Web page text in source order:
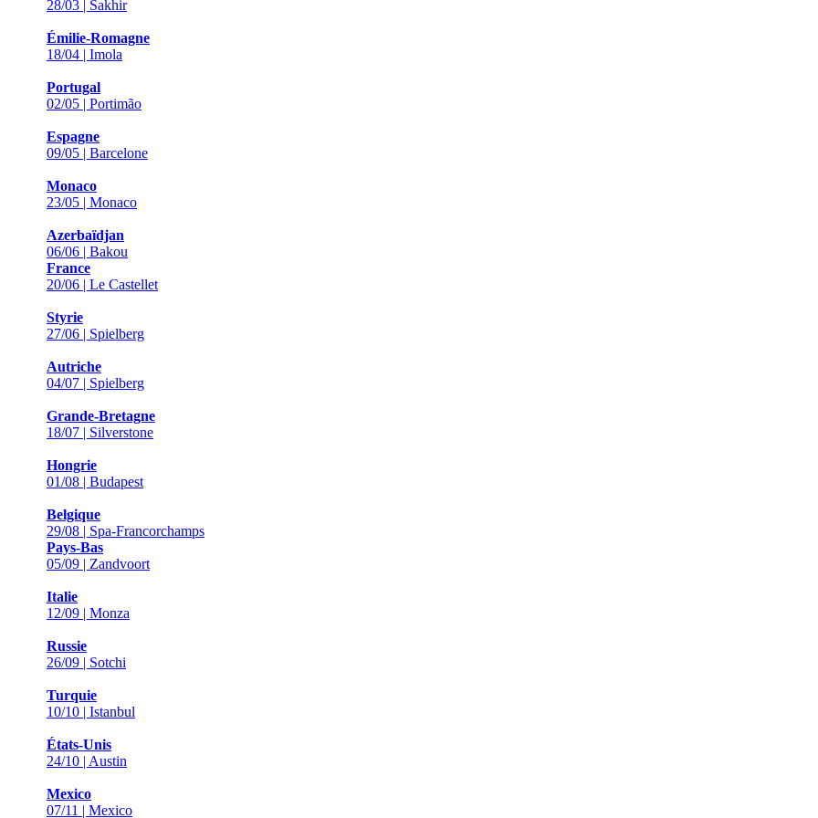
28/03 | Sakhir
Émilie-Romagne
18/04 | Imola
Portugal
02/05 | Portimão
Espagne
09/05 | Barcelone
Monaco
23/05 | Monaco
Azerbaïdjan
06/06 | Bakou
France
20/06 | Le Castellet
Styrie
27/06 | Spielberg
Autriche
04/07 | Spielberg
Grande-Bretagne
18/07 | Silverstone
Hongrie
01/08 | Budapest
Belgique
29/08 | Spa-Francorchamps
Pays-Bas
05/09 | Zandvoort
Italie
12/09 | Monza
Russie
26/09 | Sotchi
Turquie
10/10 | Istanbul
États-Unis
24/10 | Austin
Mexico
07/11 | Mexico